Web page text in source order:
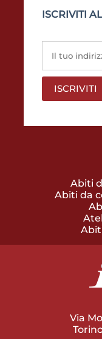
ISCRIVITI
Abiti
Abiti da
Via